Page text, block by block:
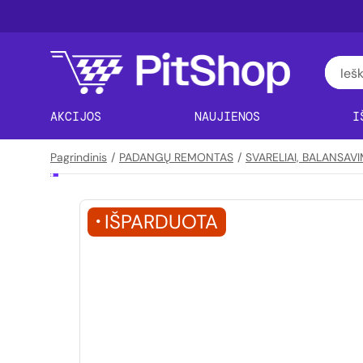
AKCIJOS NAUJIENOS
Pagrindinis / PADANGŲ REMONTAS / SVARELIAI,
IŠPARDUOTA